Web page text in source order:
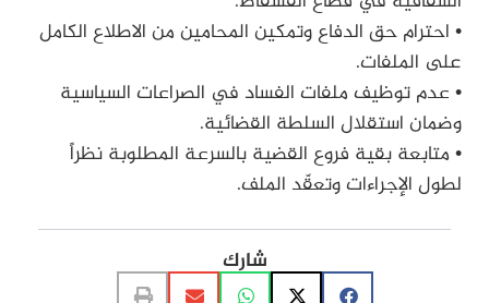
• احترام حق الدفاع وتمكين المحامين من الاطلاع الكامل
على الملفات.
• عدم توظيف ملفات الفساد في الصراعات السياسية
وضمان استقلال السلطة القضائية.
• متابعة بقية فروع القضية بالسرعة المطلوبة نظراً
لطول الإجراءات وتعقّد الملف.
شارك